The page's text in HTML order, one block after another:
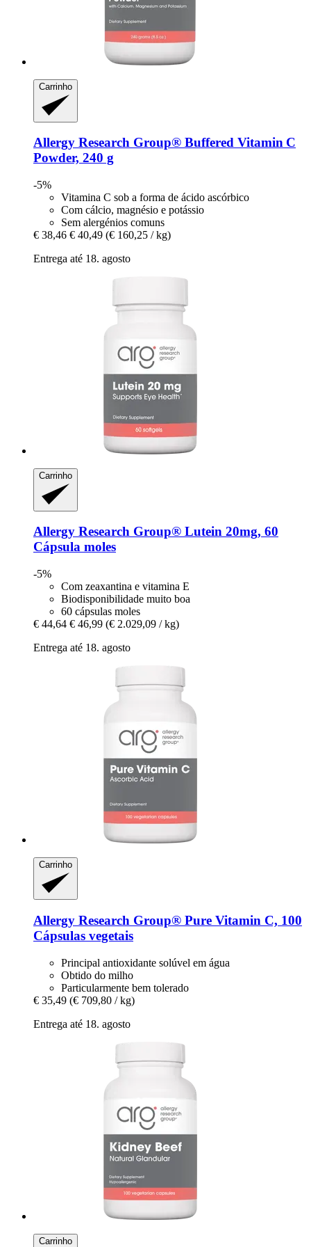
Carrinho
Allergy Research Group® Buffered Vitamin C
Powder, 240 g
-5%
Vitamina C sob a forma de ácido ascórbico
Com cálcio, magnésio e potássio
Sem alergénios comuns
€ 38,46 € 40,49 (€ 160,25 / kg)
Entrega até 18. agosto
Carrinho
Allergy Research Group® Lutein 20mg, 60
Cápsula moles
-5%
Com zeaxantina e vitamina E
Biodisponibilidade muito boa
60 cápsulas moles
€ 44,64 € 46,99 (€ 2.029,09 / kg)
Entrega até 18. agosto
Carrinho
Allergy Research Group® Pure Vitamin C, 100
Cápsulas vegetais
Principal antioxidante solúvel em água
Obtido do milho
Particularmente bem tolerado
€ 35,49 (€ 709,80 / kg)
Entrega até 18. agosto
Carrinho